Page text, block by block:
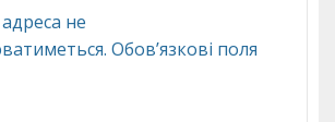
не
Обов’язкові поля